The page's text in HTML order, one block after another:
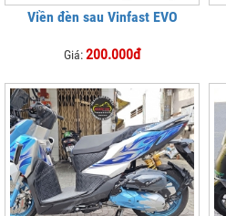
Viền đèn sau Vinfast EVO
Giá:200.000đ